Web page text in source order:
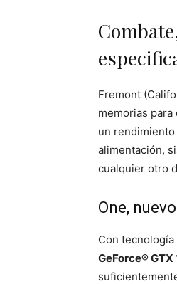
Fremont
memorias
un rendimiento
alimentación,
cualquier otro
One,
Con tecnología
GeForce® GTX